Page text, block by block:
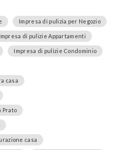
Impresa di pulizia per Negozio
Impresa di pulizie Appartamenti
Impresa di pulizie Condominio
casa
Prato
casa